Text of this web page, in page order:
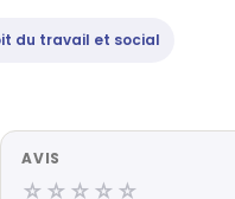
du travail et social
AVIS
☆☆☆☆☆